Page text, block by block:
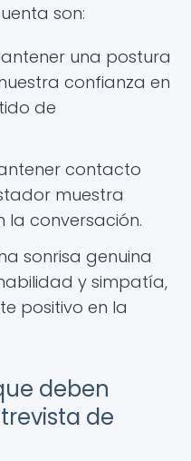
son:
una postura
confianza en
de
contacto
muestra
la conversación.
sonrisa genuina
y simpatía,
positivo en la
deben
de